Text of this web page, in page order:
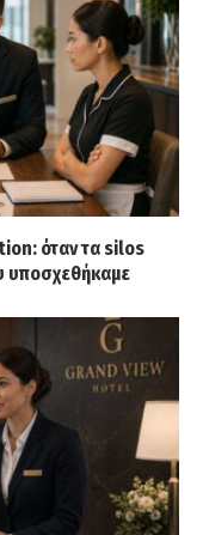
όταν τα silos
υποσχεθήκαμε